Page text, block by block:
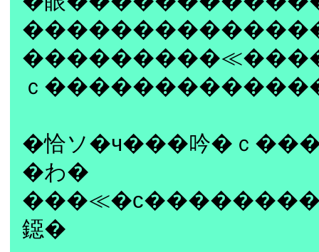
ｃ
�恰ソ�ч���吟�ｃ
�わ�
鐚�